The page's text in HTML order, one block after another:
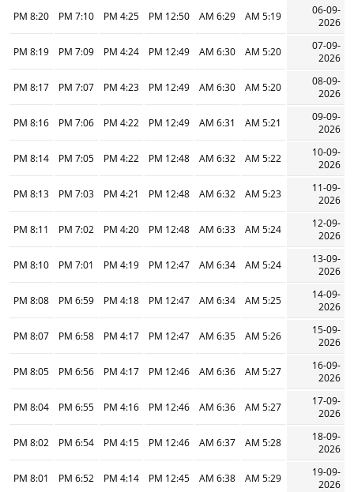
06-09-
2026
5:19 AM
6:29 AM
12:50 PM
4:25 PM
7:10 PM
8:20 PM
07-09-
2026
5:20 AM
6:30 AM
12:49 PM
4:24 PM
7:09 PM
8:19 PM
08-09-
2026
5:20 AM
6:30 AM
12:49 PM
4:23 PM
7:07 PM
8:17 PM
09-09-
2026
5:21 AM
6:31 AM
12:49 PM
4:22 PM
7:06 PM
8:16 PM
10-09-
2026
5:22 AM
6:32 AM
12:48 PM
4:22 PM
7:05 PM
8:14 PM
11-09-
2026
5:23 AM
6:32 AM
12:48 PM
4:21 PM
7:03 PM
8:13 PM
12-09-
2026
5:24 AM
6:33 AM
12:48 PM
4:20 PM
7:02 PM
8:11 PM
13-09-
2026
5:24 AM
6:34 AM
12:47 PM
4:19 PM
7:01 PM
8:10 PM
14-09-
2026
5:25 AM
6:34 AM
12:47 PM
4:18 PM
6:59 PM
8:08 PM
15-09-
2026
5:26 AM
6:35 AM
12:47 PM
4:17 PM
6:58 PM
8:07 PM
16-09-
2026
5:27 AM
6:36 AM
12:46 PM
4:17 PM
6:56 PM
8:05 PM
17-09-
2026
5:27 AM
6:36 AM
12:46 PM
4:16 PM
6:55 PM
8:04 PM
18-09-
2026
5:28 AM
6:37 AM
12:46 PM
4:15 PM
6:54 PM
8:02 PM
19-09-
2026
5:29 AM
6:38 AM
12:45 PM
4:14 PM
6:52 PM
8:01 PM